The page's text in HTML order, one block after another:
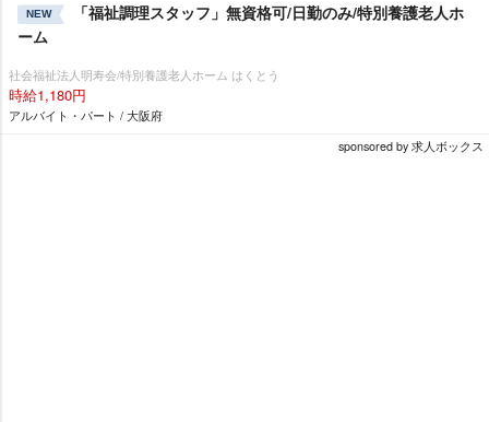
NEW
「福祉調理スタッフ」無資格可/日勤のみ/特別養護老人ホ
ーム
社会福祉法人明寿会/特別養護老人ホーム はくとう
時給1,180円
アルバイト・パート / 大阪府
sponsored by 求人ボックス